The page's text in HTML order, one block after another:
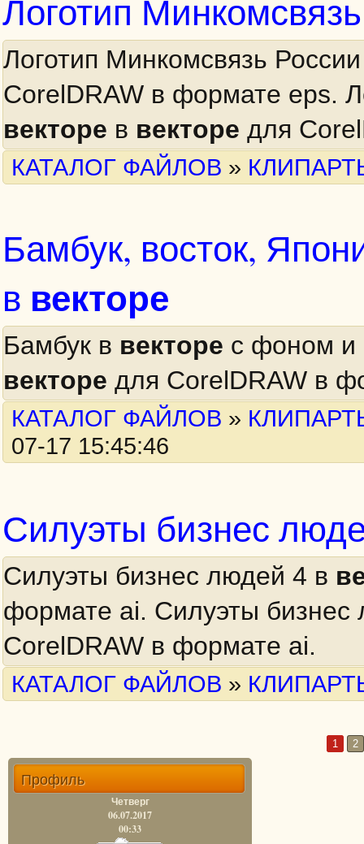
Логотип
Логотип Минкомсвязь
CorelDRAW в формате eps.
векторе в векторе для
КАТАЛОГ ФАЙЛОВ »
Бамбук, восток,
в векторе
Бамбук в векторе с фоном и
векторе для CorelDRAW в
КАТАЛОГ ФАЙЛОВ »
07-17 15:45:46
Силуэты бизнес
Силуэты бизнес людей 4 в
формате ai. Силуэты
CorelDRAW в формате ai.
КАТАЛОГ ФАЙЛОВ »
1 2
Профиль
Четверг
06.07.2017
00:33